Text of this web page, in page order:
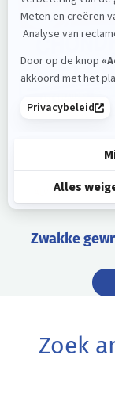
ALVITYL®
Zwakke
Zoek